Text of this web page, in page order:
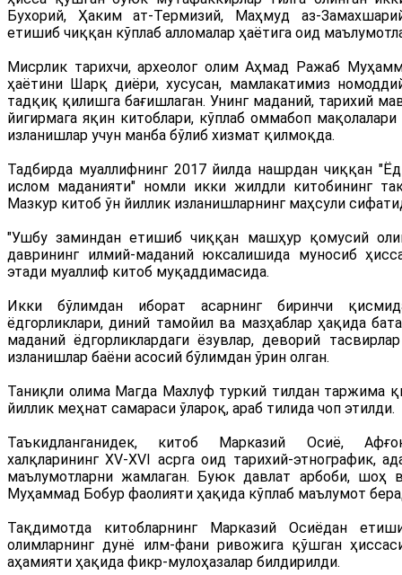
Бухорий, Ҳаким ат-Термизий, Маҳмуд аз-
етишиб чиққан кўплаб алломалар ҳаётига оид
Мисрлик тарихчи, археолог олим Аҳмад Ражаб
ҳаётини Шарқ диёри, хусусан, мамлакатимиз
тадқиқ қилишга бағишлаган. Унинг маданий, тарихий
йигирмага яқин китоблари, кўплаб оммабоп
изланишлар учун манба бўлиб хизмат қилмоқда.
Тадбирда муаллифнинг 2017 йилда нашрдан чиққан
ислом маданияти" номли икки жилдли китобининг
Мазкур китоб ўн йиллик изланишларнинг маҳсули
"Ушбу заминдан етишиб чиққан машҳур қомусий
даврининг илмий-маданий юксалишида муносиб
этади муаллиф китоб муқаддимасида.
Икки бўлимдан иборат асарнинг биринчи
ёдгорликлари, диний тамойил ва мазҳаблар ҳақида
маданий ёдгорликлардаги ёзувлар, деворий
изланишлар баёни асосий бўлимдан ўрин олган.
Таниқли олима Магда Махлуф туркий тилдан таржима
йиллик меҳнат самараси ўлароқ, араб тилида чоп этилди.
Таъкидланганидек, китоб Марказий Осиё,
халқларининг XV-XVI асрга оид тарихий-этнографик,
маълумотларни жамлаган. Буюк давлат арбоби, шоҳ
Муҳаммад Бобур фаолияти ҳақида кўплаб маълумот
Тақдимотда китобларнинг Марказий Осиёдан
олимларнинг дунё илм-фани ривожига қўшган
аҳамияти ҳақида фикр-мулоҳазалар билдирилди.